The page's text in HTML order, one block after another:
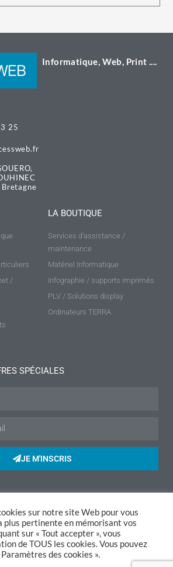
Informatique, Web, Print ....
25
/
LA BOUTIQUE
Services d'assistance /
maintenance
Matériel Informatique
Infographie / supports imprimés
PLV / Solutions display
Ordinateurs TERRA
SPÉCIALES
JE M'INSCRIS
de confidentialité|Conditions de vente
informatiques Auray, Plouhinec, Belz,
Riantec, informatique Kervigac
Port-louis, Nostang, Lorient, Lanester...
sur notre site Web pour vous
pertinente en mémorisant vos
sur « Tout accepter », vous
de TOUS les cookies. Vous pouvez
des cookies ».